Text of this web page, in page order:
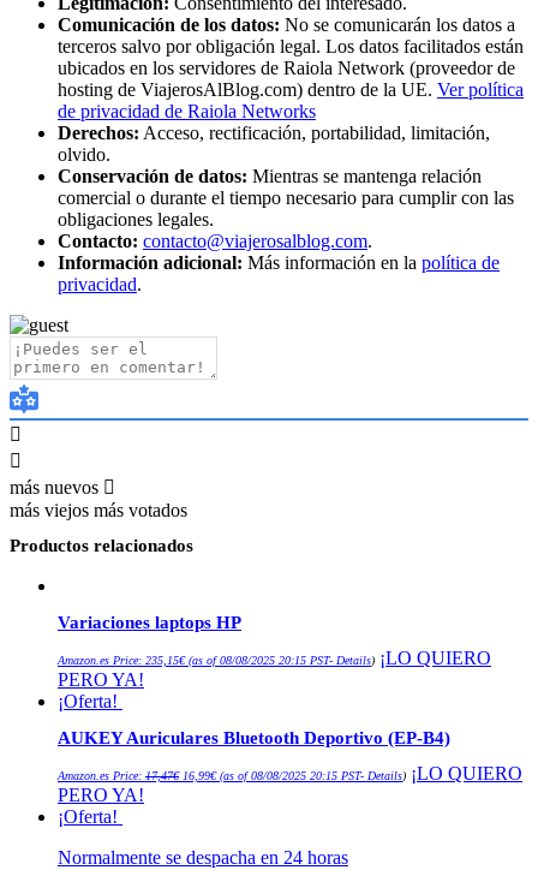
Comunicación de los datos: No se comunicarán los datos a
terceros salvo por obligación legal. Los datos facilitados están
ubicados en los servidores de Raiola Network (proveedor de
hosting de ViajerosAlBlog.com) dentro de la UE. Ver política
de privacidad de Raiola Networks
Derechos: Acceso, rectificación, portabilidad, limitación,
olvido.
Conservación de datos: Mientras se mantenga relación
comercial o durante el tiempo necesario para cumplir con las
obligaciones legales.
Contacto: contacto@viajerosalblog.com.
Información adicional: Más información en la política de
privacidad.
más nuevos
más viejos más votados
Productos relacionados
Variaciones laptops HP
Amazon.es Price: 235,15€(as of 08/08/2025 20:15 PST- Details) ¡LO QUIERO
PERO YA!
¡Oferta!
AUKEY Auriculares Bluetooth Deportivo (EP-B4)
Amazon.es Price: 17,47€precio
16,99€precio
(as of 08/08/2025 20:15 PST- Details) ¡LO QUIERO
PERO YA!
¡Oferta!
Normalmente se despacha en 24 horas